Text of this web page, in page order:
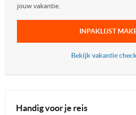
jouw vakantie.
INPAKLIJST
Bekijk vakantie
Handig voor je reis